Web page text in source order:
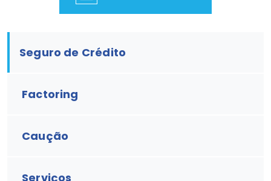
Seguro de Crédito
Factoring
Caução
Serviços